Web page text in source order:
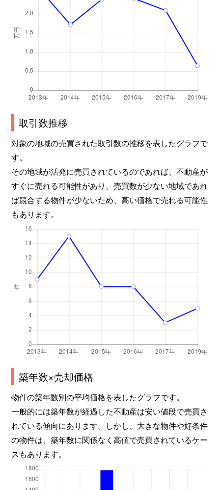
取引数推移
対象の地域の売買された取引数の推移を表したグラフで
す。
その地域が活発に売買されているのであれば、不動産が
すぐに売れる可能性があり、売買数が少ない地域であれ
ば競合する物件が少ないため、高い価格で売れる可能性
もあります。
築年数×売却価格
物件の築年数別の平均価格を表したグラフです。
一般的には築年数が経過した不動産は安い値段で売買さ
れている傾向にあります。しかし、大きな物件や好条件
の物件は、築年数に関係なく高値で売買されているケー
スもあります。